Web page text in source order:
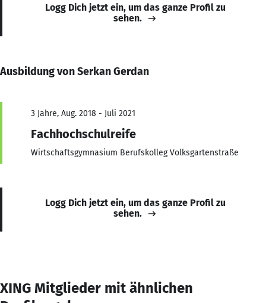
Logg Dich jetzt ein, um das ganze Profil zu
sehen.
Ausbildung von Serkan Gerdan
3 Jahre, Aug. 2018 - Juli 2021
Fachhochschulreife
Wirtschaftsgymnasium Berufskolleg Volksgartenstraße
Logg Dich jetzt ein, um das ganze Profil zu
sehen.
XING Mitglieder mit ähnlichen